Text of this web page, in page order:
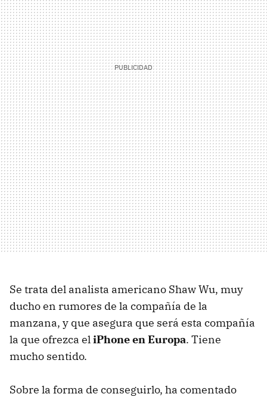
Se trata del analista americano Shaw Wu, muy
ducho en rumores de la compañía de la
manzana, y que asegura que será esta compañía
la que ofrezca eliPhone en Europa. Tiene
mucho sentido.
Sobre la forma de conseguirlo, ha comentado